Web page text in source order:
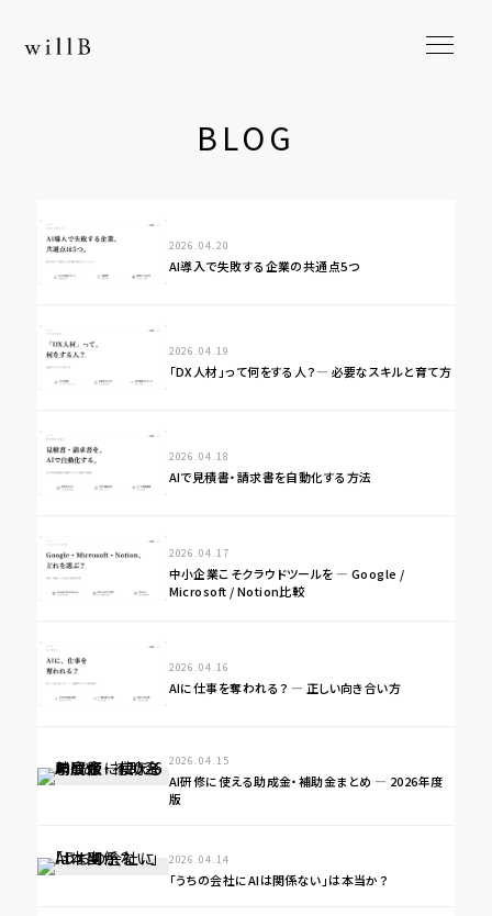
BLOG
2026.04.20
AI導入で失敗する企業の共通点5つ
2026.04.19
「DX人材」って何をする人？― 必要なスキルと育て方
2026.04.18
AIで見積書・請求書を自動化する方法
2026.04.17
中小企業こそクラウドツールを ― Google /
Microsoft / Notion比較
2026.04.16
AIに仕事を奪われる？ ― 正しい向き合い方
2026.04.15
AI研修に使える助成金・補助金まとめ ― 2026年度
版
2026.04.14
「うちの会社にAIは関係ない」は本当か？